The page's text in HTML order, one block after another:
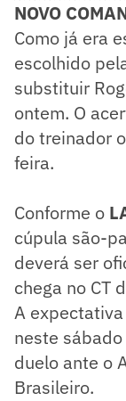
NOVO
Como já era
escolhido
substituir
ontem. O
do treinador
feira.
Conforme o
cúpula são-
deverá ser
chega no CT
A
neste
duelo ante o
Brasileiro.